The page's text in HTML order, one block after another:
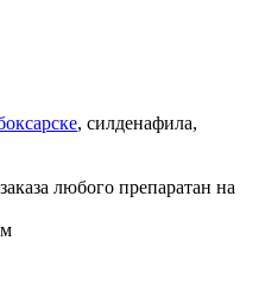
, силденафила,
любого препаратан на